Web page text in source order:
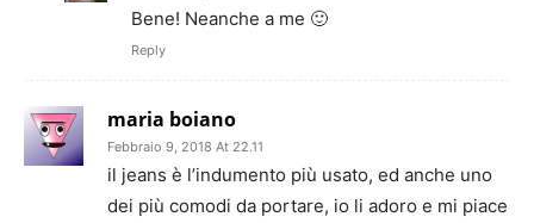
Bene! Neanche a me 🙂
Reply
maria boiano
Febbraio 9, 2018 At 22.11
il jeans è l’indumento più usato, ed anche uno
dei più comodi da portare, io li adoro e mi piace